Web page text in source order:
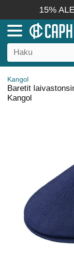
15%
Kangol
Baretit
Kangol